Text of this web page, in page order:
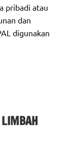
pribadi atau
dan
digunakan